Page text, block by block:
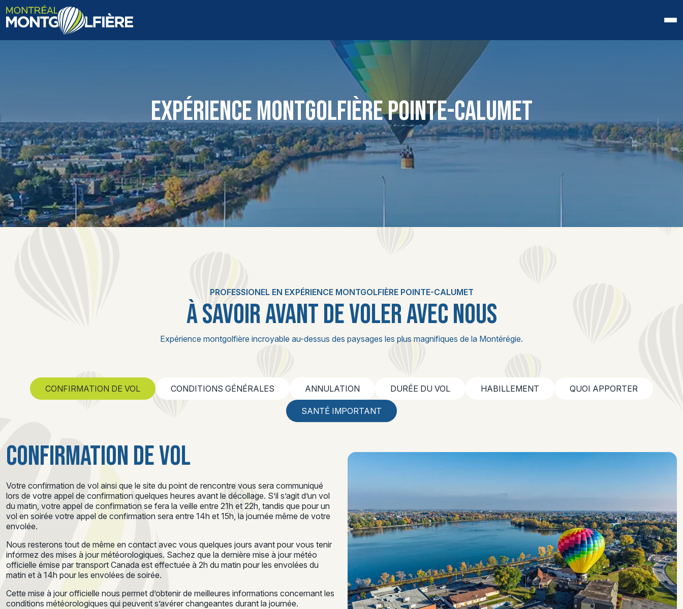
BLOGUE
PHOTOS ET VIDÉOS
CONTACT
EN
EXPÉRIENCE MONTGOLFIÈRE POINTE-CALUMET
PROFESSIONEL EN EXPÉRIENCE MONTGOLFIÈRE POINTE-CALUMET
À SAVOIR AVANT DE VOLER AVEC NOUS
Expérience montgolfière incroyable au-dessus des paysages les plus magnifiques de la Montérégie.
CONFIRMATION DE VOL CONDITIONS GÉNÉRALES ANNULATION DURÉE DU VOL HABILLEMENT QUOI APPORTER
SANTÉ IMPORTANT
CONFIRMATION DE VOL
Votre confirmation de vol ainsi que le site du point de rencontre vous sera communiqué
lors de votre appel de confirmation quelques heures avant le décollage. S’il s’agit d’un vol
du matin, votre appel de confirmation se fera la veille entre 21h et 22h, tandis que pour un
vol en soirée votre appel de confirmation sera entre 14h et 15h, la journée même de votre
envolée.
Nous resterons tout de même en contact avec vous quelques jours avant pour vous tenir
informez des mises à jour météorologiques. Sachez que la dernière mise à jour météo
officielle émise par transport Canada est effectuée à 2h du matin pour les envolées du
matin et à 14h pour les envolées de soirée.
Cette mise à jour officielle nous permet d’obtenir de meilleures informations concernant les
conditions météorologiques qui peuvent s’avérer changeantes durant la journée.